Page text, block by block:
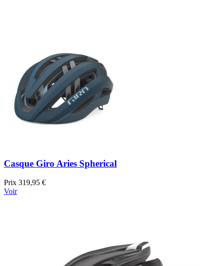
Casque Giro Aries Spherical
Prix 319,95 €
Voir